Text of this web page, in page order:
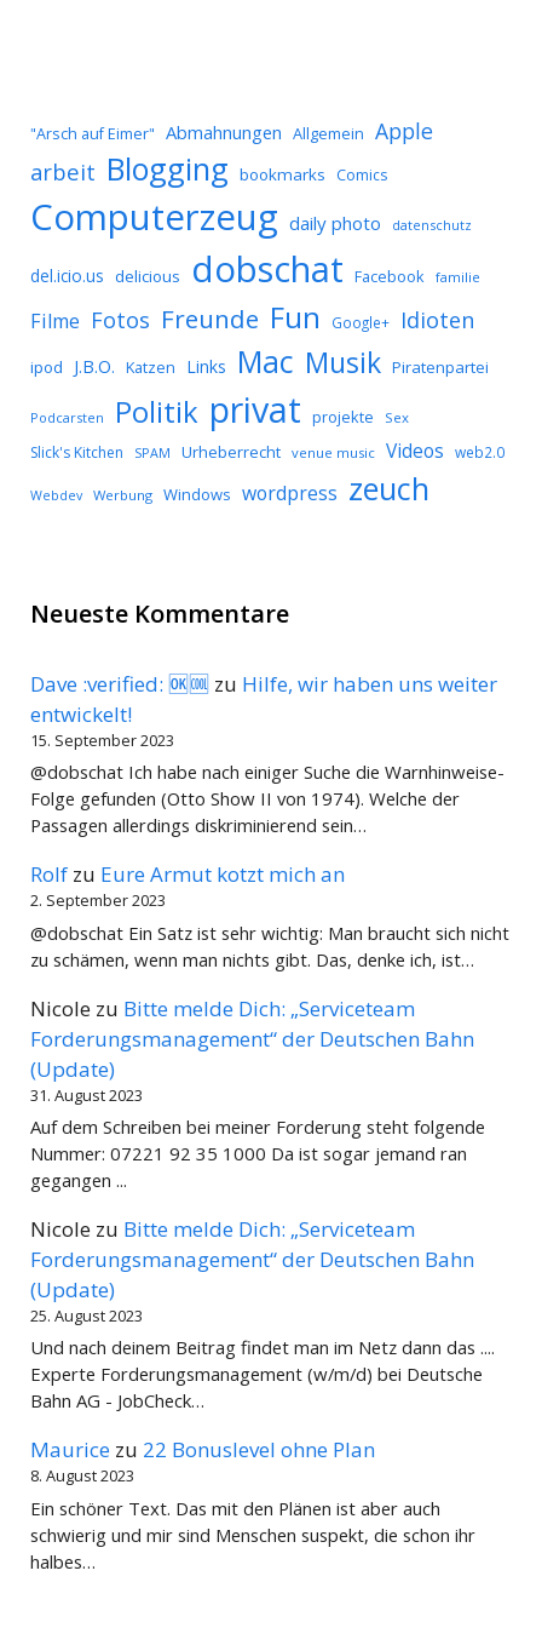
"Arsch auf Eimer" Abmahnungen Allgemein Apple
arbeit Blogging bookmarks Comics
Computerzeug daily photo datenschutz
del.icio.us delicious dobschat Facebook familie
Filme Fotos Freunde Fun Google+ Idioten
ipod J.B.O. Katzen Links Mac Musik Piratenpartei
Podcarsten Politik privat projekte Sex
Slick's Kitchen SPAM Urheberrecht venue music Videos web2.0
Webdev Werbung Windows wordpress zeuch
Neueste Kommentare
Dave :verified: 🆗🆒 zu Hilfe, wir haben uns weiter
entwickelt!
15. September 2023
@dobschat Ich habe nach einiger Suche die Warnhinweise-
Folge gefunden (Otto Show II von 1974). Welche der
Passagen allerdings diskriminierend sein…
Rolf zu Eure Armut kotzt mich an
2. September 2023
@dobschat Ein Satz ist sehr wichtig: Man braucht sich nicht
zu schämen, wenn man nichts gibt. Das, denke ich, ist…
Nicole zu Bitte melde Dich: „Serviceteam
Forderungsmanagement“ der Deutschen Bahn
(Update)
31. August 2023
Auf dem Schreiben bei meiner Forderung steht folgende
Nummer: 07221 92 35 1000 Da ist sogar jemand ran
gegangen ...
Nicole zu Bitte melde Dich: „Serviceteam
Forderungsmanagement“ der Deutschen Bahn
(Update)
25. August 2023
Und nach deinem Beitrag findet man im Netz dann das ....
Experte Forderungsmanagement (w/m/d) bei Deutsche
Bahn AG - JobCheck…
Maurice zu 22 Bonuslevel ohne Plan
8. August 2023
Ein schöner Text. Das mit den Plänen ist aber auch
schwierig und mir sind Menschen suspekt, die schon ihr
halbes…